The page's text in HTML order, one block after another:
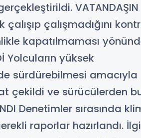
VATANDAŞIN
çalışmadığını
kapatılmaması
Yolcuların yüksek
sürdürebilmesi amacıyla
çekildi ve sürücülerden
Denetimler sırasında
raporlar hazırlandı.